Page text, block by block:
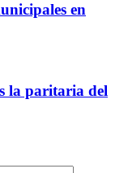
en
la paritaria del